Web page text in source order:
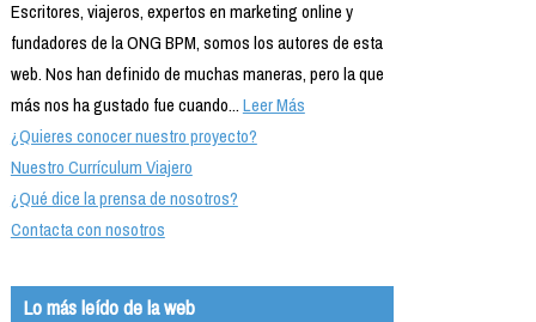
Escritores, viajeros, expertos en marketing online y
fundadores de la ONG BPM, somos los autores de esta
web. Nos han definido de muchas maneras, pero la que
más nos ha gustado fue cuando...Leer Más
¿Quieres conocer nuestro proyecto?
Nuestro Currículum Viajero
¿Qué dice la prensa de nosotros?
Contacta con nosotros
Lo más leído de la web